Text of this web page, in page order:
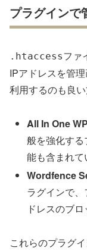
プラグインで
.htaccessファ
IPアドレスを管
利用するのも良い
All In One
般を強化す
能も含まれて
Wordfence
ラグインで
ドレスのブロ
これらのプラグ